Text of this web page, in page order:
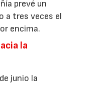
prevé un
a tres veces el
encima.
la
junio la